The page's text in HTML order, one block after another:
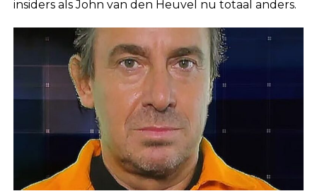
insiders als John van den Heuvel nu totaal anders.